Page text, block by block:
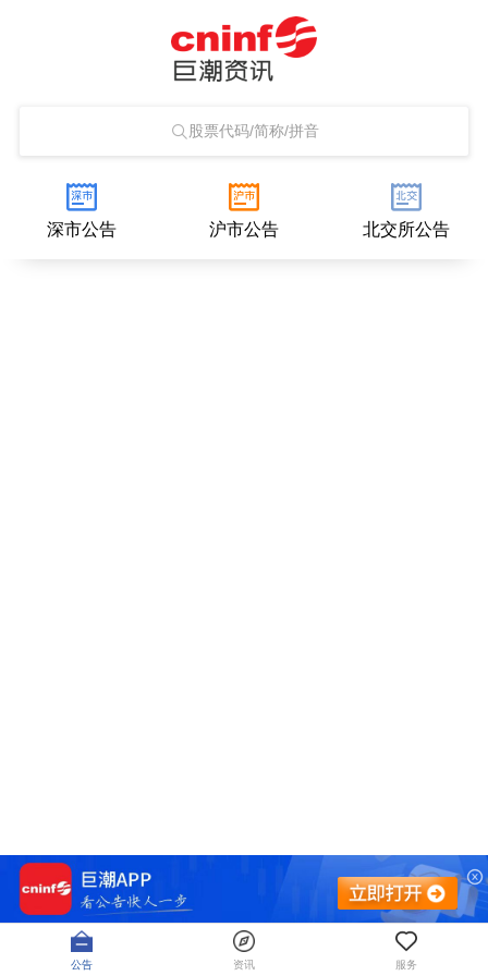
股票代码/简称/拼音
深市公告 沪市公告 北交所公告
公告 资讯 服务